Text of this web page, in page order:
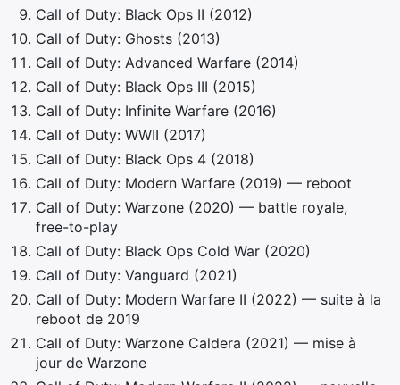
Call of Duty: Black Ops II (2012)
Call of Duty: Ghosts (2013)
Call of Duty: Advanced Warfare (2014)
Call of Duty: Black Ops III (2015)
Call of Duty: Infinite Warfare (2016)
Call of Duty: WWII (2017)
Call of Duty: Black Ops 4 (2018)
Call of Duty: Modern Warfare (2019) — reboot
Call of Duty: Warzone (2020) — battle royale,
free-to-play
Call of Duty: Black Ops Cold War (2020)
Call of Duty: Vanguard (2021)
Call of Duty: Modern Warfare II (2022) — suite à la
reboot de 2019
Call of Duty: Warzone Caldera (2021) — mise à
jour de Warzone